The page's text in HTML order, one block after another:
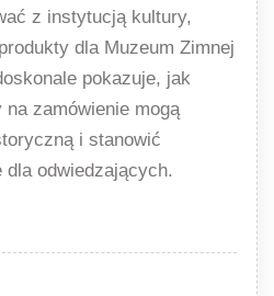
z instytucją kultury,
dla Muzeum Zimnej
pokazuje, jak
zamówienie mogą
i stanowić
odwiedzających.